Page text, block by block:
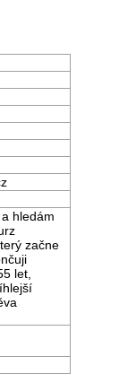
hledám
začne
let,